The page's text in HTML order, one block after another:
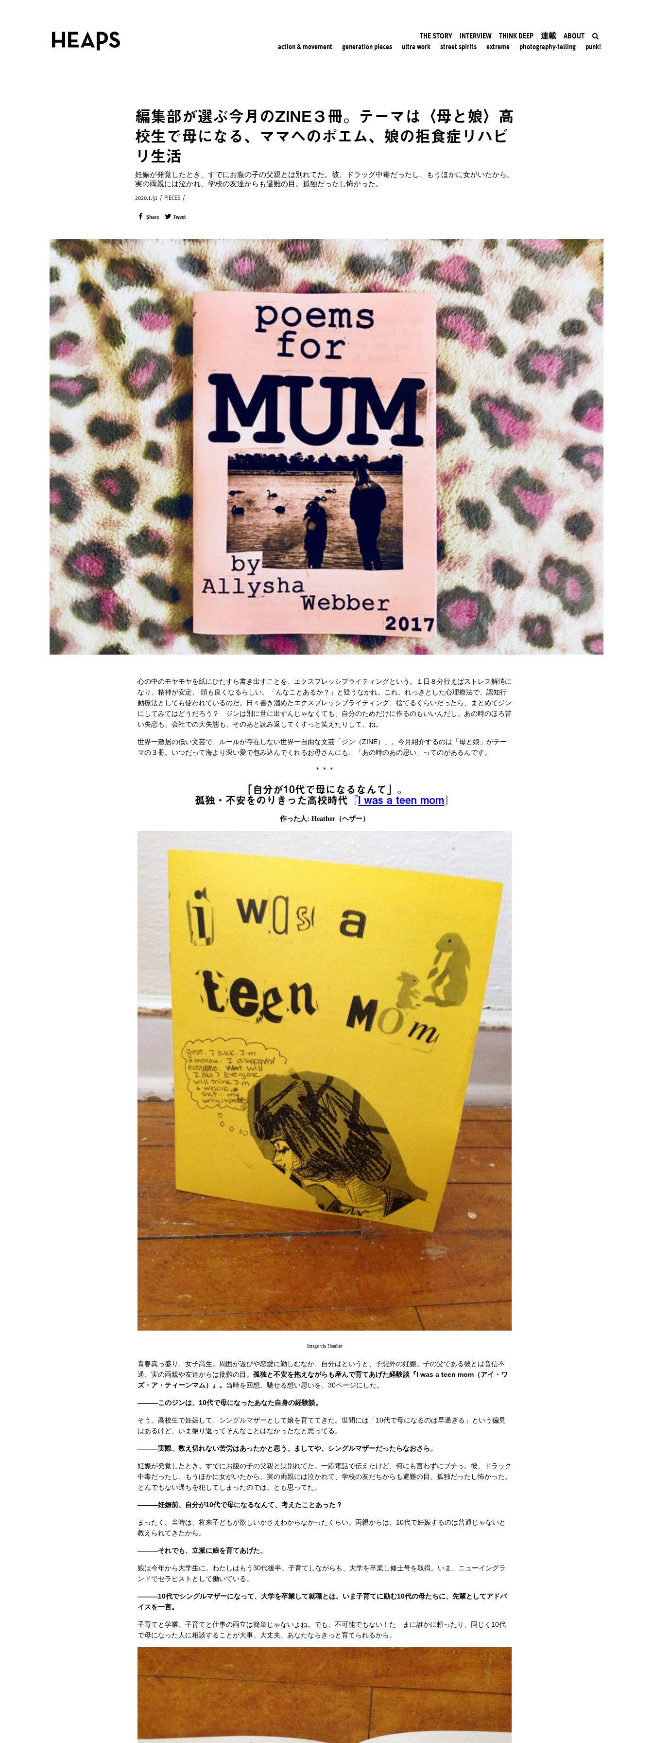
THE STORY INTERVIEW THINK DEEP 連載 ABOUT
action & movement generation pieces ultra work street spirits extreme photography-telling punk!
編集部が選ぶ今月のZINE３冊。テーマは〈母と娘〉高
校生で母になる、ママへのポエム、娘の拒食症リハビ
リ生活
妊娠が発覚したとき、すでにお腹の子の父親とは別れてた。彼、ドラッグ中毒だったし、もうほかに女がいたから。
実の両親には泣かれ、学校の友達からも避難の目。孤独だったし怖かった。
2020.1.31 / PIECES /
Share Tweet
心の中のモヤモヤを紙にひたすら書き出すことを、エクスプレッシブライティングという。１日８分行えばストレス解消に
なり、精神が安定、 頭も良くなるらしい。「んなことあるか？」と疑うなかれ。これ、れっきとした心理療法で、認知行
動療法としても使われているのだ。日々書き溜めたエクスプレッシブライティング、捨てるくらいだったら、まとめてジン
にしてみてはどうだろう？ ジンは別に世に出すんじゃなくても、自分のためだけに作るのもいいんだし。あの時のほろ苦
い失恋も、会社での大失態も、そのあと読み返してくすっと笑えたりして、ね。
世界一敷居の低い文芸で、ルールが存在しない世界一自由な文芸「ジン（ZINE）」。今月紹介するのは「母と娘」がテー
マの３冊。いつだって海より深い愛で包み込んでくれるお母さんにも、「あの時のあの思い」ってのがあるんです。
＊＊＊
「自分が10代で母になるなんて」。
孤独・不安をのりきった高校時代『I was a teen mom』
作った人: Heather（ヘザー）
Image via Heather
青春真っ盛り、女子高生。周囲が遊びや恋愛に勤しむなか、自分はというと、予想外の妊娠。子の父である彼とは音信不
通、実の両親や友達からは批難の目。 孤独と不安を抱えながらも産んで育てあげた経験談『I was a teen mom（アイ・ワ
ズ・ア・ティーンマム）』。 当時を回想、馳せる想い思いを、30ページにした。
———このジンは、10代で母になったあなた自身の経験談。
そう。高校生で妊娠して、シングルマザーとして娘を育ててきた。世間には「10代で母になるのは早過ぎる」という偏見
はあるけど、いま振り返ってそんなことはなかったなと思ってる。
———実際、数え切れない苦労はあったかと思う。ましてや、シングルマザーだったらなおさら。
妊娠が発覚したとき、すでにお腹の子の父親とは別れてた。一応電話で伝えたけど、何にも言わずにブチっ。彼、ドラック
中毒だったし、もうほかに女がいたから。実の両親には泣かれて、学校の友だちからも避難の目。孤独だったし怖かった。
とんでもない過ちを犯してしまったのでは、とも思ってた。
———妊娠前、自分が10代で母になるなんて、考えたことあった？
まったく。当時は、将来子どもが欲しいかさえわからなかったくらい。両親からは、10代で妊娠するのは普通じゃないと
教えられてきたから。
———それでも、立派に娘を育てあげた。
娘は今年から大学生に。わたしはもう30代後半。子育てしながらも、大学を卒業し修士号を取得。いま、ニューイングラ
ンドでセラピストとして働いている。
———10代でシングルマザーになって、大学を卒業して就職とは。いま子育てに励む10代の母たちに、先輩としてアドバ
イスを一言。
子育てと学業、子育てと仕事の両立は簡単じゃないよね。でも、不可能でもない！た まに誰かに頼ったり、同じく10代
で母になった人に相談することが大事。大丈夫、あなたならきっと育てられるから。